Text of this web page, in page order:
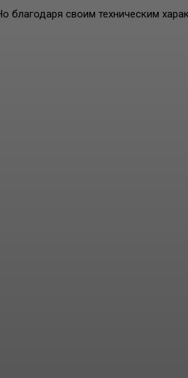
своим техническим